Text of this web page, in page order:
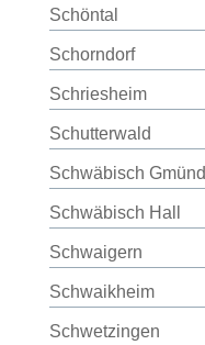
Schöntal
Schorndorf
Schriesheim
Schutterwald
Schwäbisch Gmünd
Schwäbisch Hall
Schwaigern
Schwaikheim
Schwetzingen